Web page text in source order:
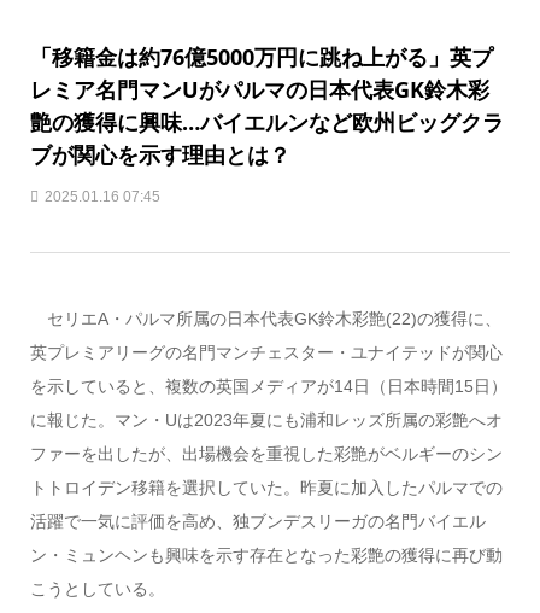
「移籍金は約76億5000万円に跳ね上がる」英プ
レミア名門マンUがパルマの日本代表GK鈴木彩
艶の獲得に興味…バイエルンなど欧州ビッグクラ
ブが関心を示す理由とは？
2025.01.16 07:45
セリエA・パルマ所属の日本代表GK鈴木彩艶(22)の獲得に、
英プレミアリーグの名門マンチェスター・ユナイテッドが関心
を示していると、複数の英国メディアが14日（日本時間15日）
に報じた。マン・Uは2023年夏にも浦和レッズ所属の彩艶へオ
ファーを出したが、出場機会を重視した彩艶がベルギーのシン
トトロイデン移籍を選択していた。昨夏に加入したパルマでの
活躍で一気に評価を高め、独ブンデスリーガの名門バイエル
ン・ミュンヘンも興味を示す存在となった彩艶の獲得に再び動
こうとしている。